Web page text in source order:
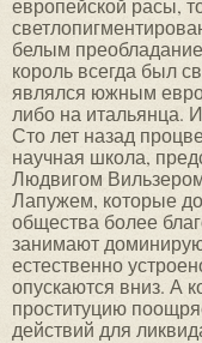
европейской расы,
белым
король всегда был
являлся южным
либо на итальянца.
Сто лет назад
научная школа,
Людвигом
Лапужем, которые
общества более
занимают
естественно
опускаются вниз. А
проституцию
действий для